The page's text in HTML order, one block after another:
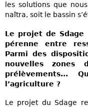
les solutions que
naîtra, soit le bassin
Le projet de
pérenne entre
Parmi des
nouvelles zones
prélèvements...
l’agriculture ?
Le projet du Sdage